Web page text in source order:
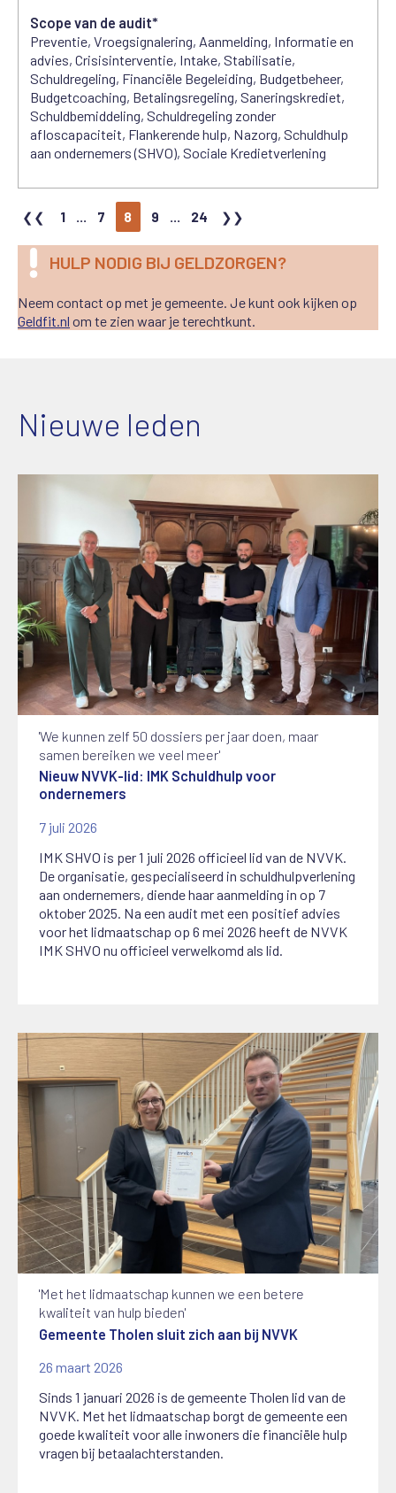
Scope van de audit*
Preventie, Vroegsignalering, Aanmelding, Informatie en
advies, Crisisinterventie, Intake, Stabilisatie,
Schuldregeling, Financiële Begeleiding, Budgetbeheer,
Budgetcoaching, Betalingsregeling, Saneringskrediet,
Schuldbemiddeling, Schuldregeling zonder
afloscapaciteit, Flankerende hulp, Nazorg, Schuldhulp
aan ondernemers (SHVO), Sociale Kredietverlening
1 ... 7 8 9 ... 24
HULP NODIG BIJ GELDZORGEN?
Neem contact op met je gemeente. Je kunt ook kijken op
Geldfit.nl om te zien waar je terechtkunt.
Nieuwe leden
'We kunnen zelf 50 dossiers per jaar doen, maar
samen bereiken we veel meer'
Nieuw NVVK-lid: IMK Schuldhulp voor
ondernemers
7 juli 2026
IMK SHVO is per 1 juli 2026 officieel lid van de NVVK.
De organisatie, gespecialiseerd in schuldhulpverlening
aan ondernemers, diende haar aanmelding in op 7
oktober 2025. Na een audit met een positief advies
voor het lidmaatschap op 6 mei 2026 heeft de NVVK
IMK SHVO nu officieel verwelkomd als lid.
'Met het lidmaatschap kunnen we een betere
kwaliteit van hulp bieden'
Gemeente Tholen sluit zich aan bij NVVK
26 maart 2026
Sinds 1 januari 2026 is de gemeente Tholen lid van de
NVVK. Met het lidmaatschap borgt de gemeente een
goede kwaliteit voor alle inwoners die financiële hulp
vragen bij betaalachterstanden.